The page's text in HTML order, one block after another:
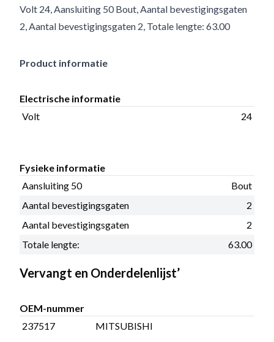
Volt 24, Aansluiting 50 Bout, Aantal bevestigingsgaten
2, Aantal bevestigingsgaten 2, Totale lengte: 63.00
Product informatie
Electrische informatie
Volt
24
Fysieke informatie
Aansluiting 50
Bout
Aantal bevestigingsgaten
2
Aantal bevestigingsgaten
2
Totale lengte:
63.00
Vervangt en Onderdelenlijst’
OEM-nummer
237517
MITSUBISHI